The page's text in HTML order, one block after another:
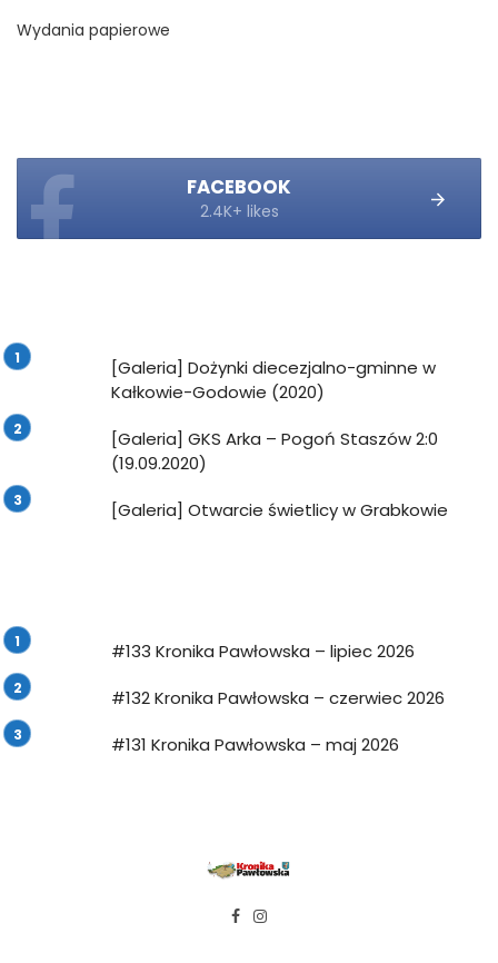
Wydania papierowe
FACEBOOK
2.4K+ likes
[Galeria] Dożynki diecezjalno-gminne w
Kałkowie-Godowie (2020)
[Galeria] GKS Arka – Pogoń Staszów 2:0
(19.09.2020)
[Galeria] Otwarcie świetlicy w Grabkowie
#133 Kronika Pawłowska – lipiec 2026
#132 Kronika Pawłowska – czerwiec 2026
#131 Kronika Pawłowska – maj 2026